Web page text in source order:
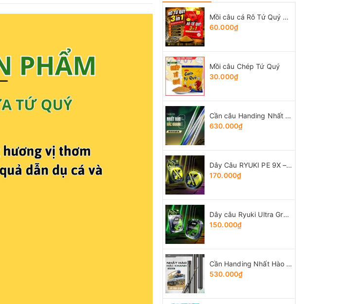
Mồi câu cá Rô Tứ Quý 3 trong 1
60.000₫
Mồi câu Chép Tứ Quý
30.000₫
Cần câu Handing Nhất Hào thế hệ 6
630.000₫
Dây Câu RYUKI PE 9X – Braid
170.000₫
Dây câu Ryuki Ultra Green
150.000₫
Cần Handing Nhất Hào bản Tổng Hợp
530.000₫